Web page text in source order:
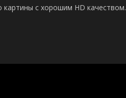
с хорошим HD качеством.